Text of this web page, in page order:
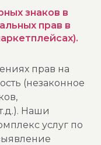
знаков в
прав в
прав на
(незаконное
Наши
услуг по